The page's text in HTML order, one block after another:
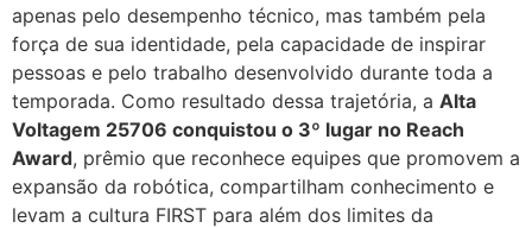
apenas pelo desempenho técnico, mas também pela
força de sua identidade, pela capacidade de inspirar
pessoas e pelo trabalho desenvolvido durante toda a
temporada. Como resultado dessa trajetória, a Alta
Voltagem 25706 conquistou o 3º lugar no Reach
Award, prêmio que reconhece equipes que promovem a
expansão da robótica, compartilham conhecimento e
levam a cultura FIRST para além dos limites da